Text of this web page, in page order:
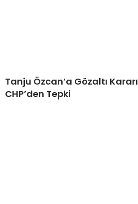
Tanju Özcan’a Gözaltı
CHP’den Tepki